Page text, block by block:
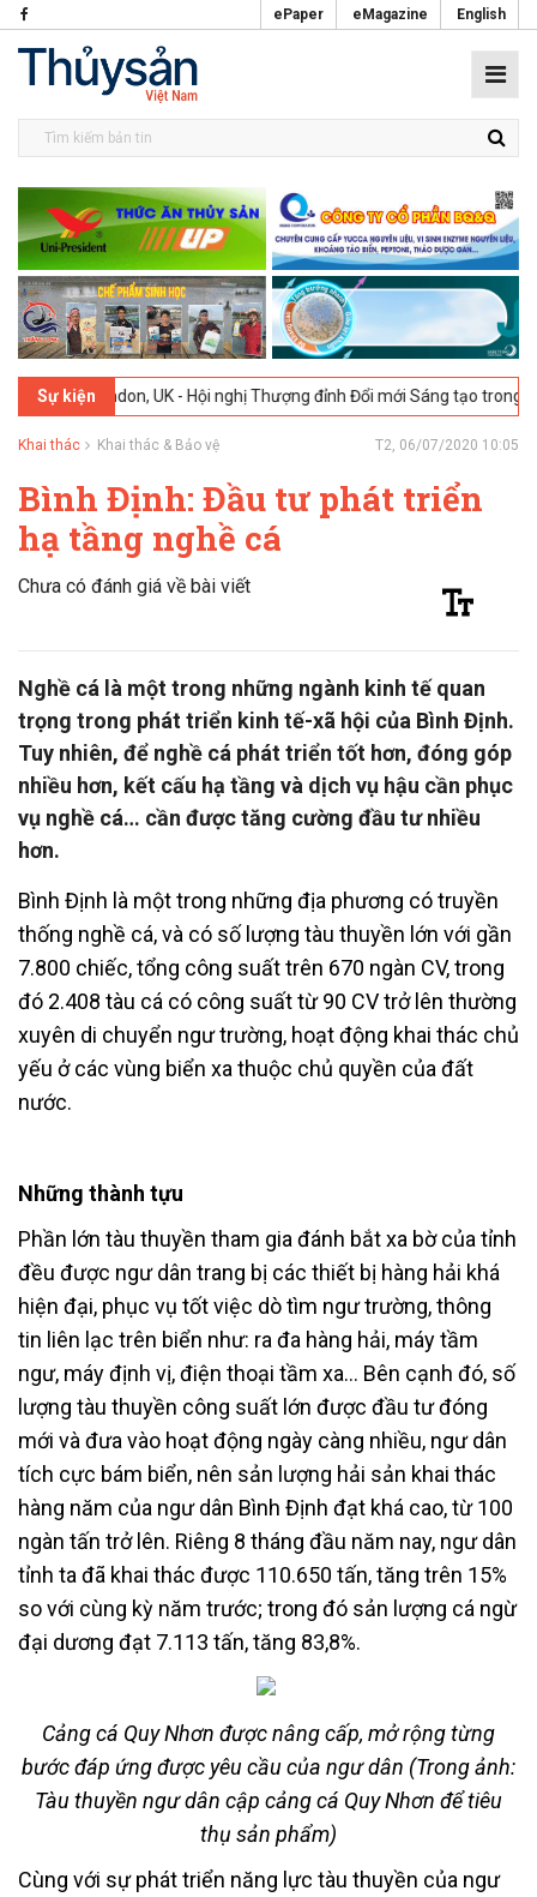
ePaper eMagazine English
Sự kiện
London, UK - Hội nghị Thượng đỉnh Đổi mới Sáng tạo trong Ngành
Khai thác Khai thác & Bảo vệ T2, 06/07/2020 10:05
Bình Định: Đầu tư phát triển
hạ tầng nghề cá
Chưa có đánh giá về bài viết
Nghề cá là một trong những ngành kinh tế quan
trọng trong phát triển kinh tế-xã hội của Bình Định.
Tuy nhiên, để nghề cá phát triển tốt hơn, đóng góp
nhiều hơn, kết cấu hạ tầng và dịch vụ hậu cần phục
vụ nghề cá… cần được tăng cường đầu tư nhiều
hơn.
Bình Định là một trong những địa phương có truyền
thống nghề cá, và có số lượng tàu thuyền lớn với gần
7.800 chiếc, tổng công suất trên 670 ngàn CV, trong
đó 2.408 tàu cá có công suất từ 90 CV trở lên thường
xuyên di chuyển ngư trường, hoạt động khai thác chủ
yếu ở các vùng biển xa thuộc chủ quyền của đất
nước.
Những thành tựu
Phần lớn tàu thuyền tham gia đánh bắt xa bờ của tỉnh
đều được ngư dân trang bị các thiết bị hàng hải khá
hiện đại, phục vụ tốt việc dò tìm ngư trường, thông
tin liên lạc trên biển như: ra đa hàng hải, máy tầm
ngư, máy định vị, điện thoại tầm xa… Bên cạnh đó, số
lượng tàu thuyền công suất lớn được đầu tư đóng
mới và đưa vào hoạt động ngày càng nhiều, ngư dân
tích cực bám biển, nên sản lượng hải sản khai thác
hàng năm của ngư dân Bình Định đạt khá cao, từ 100
ngàn tấn trở lên. Riêng 8 tháng đầu năm nay, ngư dân
tỉnh ta đã khai thác được 110.650 tấn, tăng trên 15%
so với cùng kỳ năm trước; trong đó sản lượng cá ngừ
đại dương đạt 7.113 tấn, tăng 83,8%.
Cảng cá Quy Nhơn được nâng cấp, mở rộng từng
bước đáp ứng được yêu cầu của ngư dân (Trong ảnh:
Tàu thuyền ngư dân cập cảng cá Quy Nhơn để tiêu
thụ sản phẩm)
Cùng với sự phát triển năng lực tàu thuyền của ngư